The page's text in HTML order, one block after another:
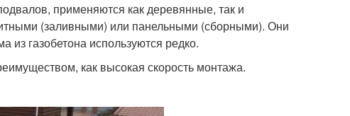
применяются как деревянные, так и
(заливными) или панельными (сборными). Они
из газобетона используются редко.
как высокая скорость монтажа.